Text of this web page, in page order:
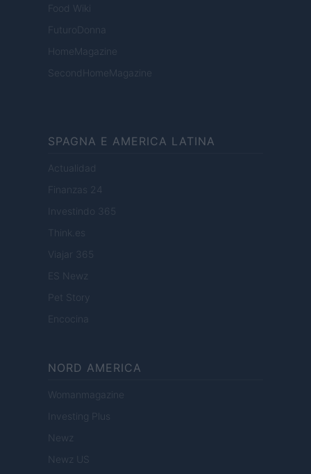
Food Wiki
FuturoDonna
HomeMagazine
SecondHomeMagazine
SPAGNA E AMERICA LATINA
Actualidad
Finanzas 24
Investindo 365
Think.es
Viajar 365
ES Newz
Pet Story
Encocina
NORD AMERICA
Womanmagazine
Investing Plus
Newz
Newz US